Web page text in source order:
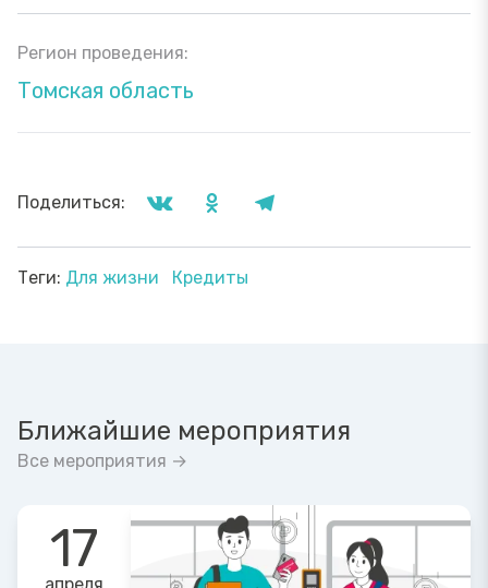
Регион проведения:
Томская область
Поделиться:
Теги: Для жизни Кредиты
Ближайшие мероприятия
Все мероприятия →
17
апреля